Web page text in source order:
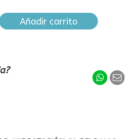
Añadir carrito